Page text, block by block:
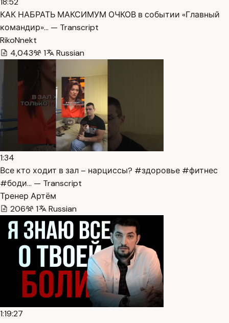
КАК НАБРАТЬ МАКСИМУМ ОЧКОВ в событии «Главный
командир»… — Transcript
RikoNnekt
4,043
1 Russian
1:34
Все кто ходит в зал – нарциссы? #здоровье #фитнес
#боди… — Transcript
Тренер Артём
206
1 Russian
1:19:27